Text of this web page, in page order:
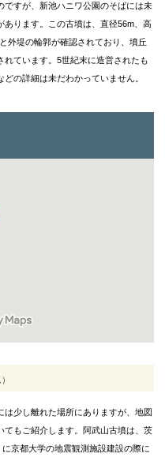
すが、新池ハニワ公園のそばには未
あります。この古墳は、 直径56m、高
外堤の輪郭が確認されており、墳丘
ています。5世紀末に造営されたも
の詳細は未だわかっていません。
少し離れた場所にありますが、地図
もご紹介します。阿武山古墳は、 茨
京都大学の地震観測施設建設の際に